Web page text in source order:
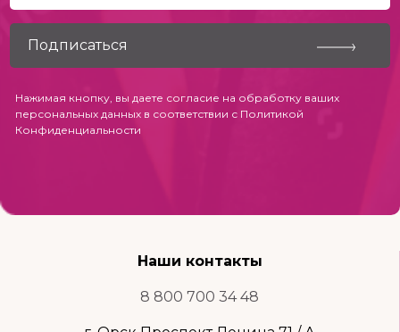
Нажимая кнопку, вы даете согласие на обработку ваших
персональных данных в соответствии с Политикой
Конфиденциальности
Наши контакты
8 800 700 34 48